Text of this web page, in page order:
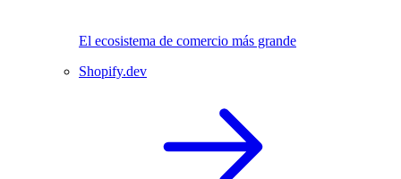
El ecosistema de comercio más grande
Shopify.dev